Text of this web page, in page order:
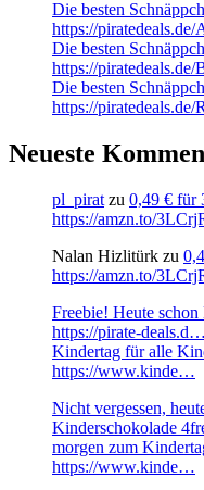
Die besten
https://
Die besten
https://
Die besten
https://
Neueste
pl_pirat zu 0,49 € für
https://amzn.to/
Nalan Hizlitürk zu
https://amzn.to/
Freebie! Heute
https://pirate-
Kindertag für alle
https://www.kinde…
Nicht vergessen,
Kinderschokolade
morgen zum
https://www.kinde…